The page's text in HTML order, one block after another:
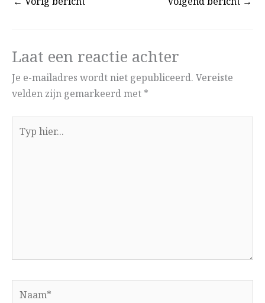
Laat een reactie achter
Je e-mailadres wordt niet gepubliceerd. Vereiste
velden zijn gemarkeerd met *
hier...